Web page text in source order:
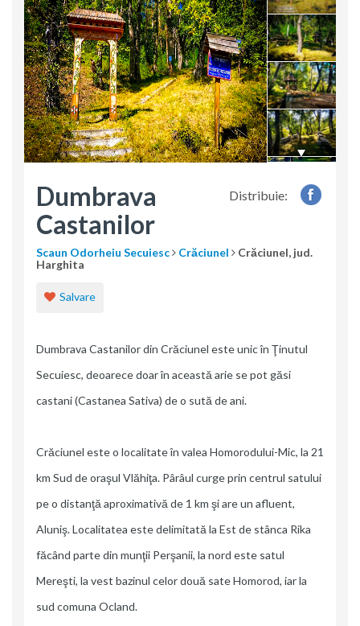
Distribuie:
Dumbrava
Castanilor
Scaun Odorheiu Secuiesc Crăciunel
Crăciunel, jud.
Harghita
Salvare
Dumbrava Castanilor din Crăciunel este unic în Ţinutul
Secuiesc, deoarece doar în această arie se pot găsi
castani (Castanea Sativa) de o sută de ani.
Crăciunel este o localitate în valea Homorodului-Mic, la 21
km Sud de oraşul Vlăhiţa. Pârâul curge prin centrul satului
pe o distanţă aproximativă de 1 km şi are un afluent,
Aluniş. Localitatea este delimitată la Est de stânca Rika
făcând parte din munţii Perşanii, la nord este satul
Mereşti, la vest bazinul celor două sate Homorod, iar la
sud comuna Ocland.